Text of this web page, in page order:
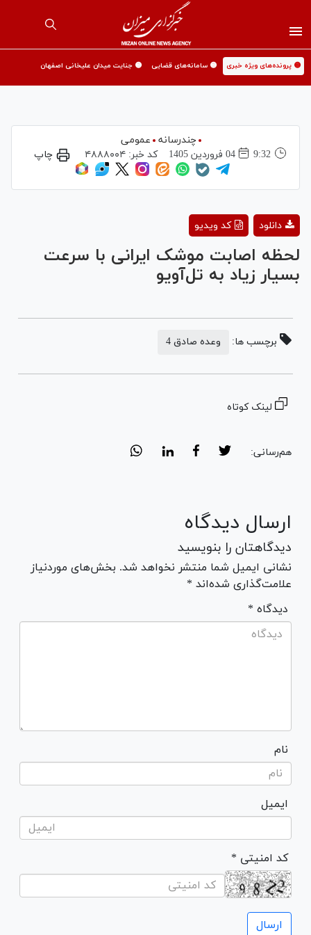
🟡 پرونده‌های ویژه خبری 🟡 سامانه‌های قضایی 🟡 جنایت میدان علیخانی اصفهان
چندرسانه
عمومی
9:32
04 فروردين 1405 کد خبر:۴۸۸۸۰۰۴ چاپ
Video
کد ویدیو دانلود
لحظه اصابت موشک ایرانی با سرعت
بسیار زیاد به تل‌آویو
برچسب ها: وعده صادق 4
لینک کوتاه
هم‌رسانی:
ارسال دیدگاه
دیدگاهتان را بنویسید
نشانی ایمیل شما منتشر نخواهد شد. بخش‌های موردنیاز
علامت‌گذاری شده‌اند *
* دیدگاه
نام
ایمیل
* کد امنیتی